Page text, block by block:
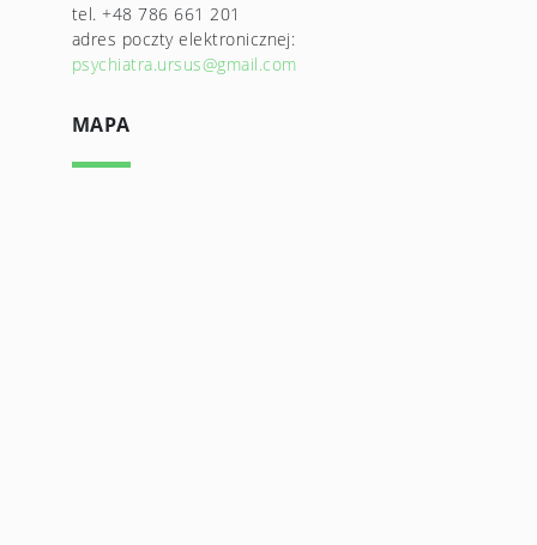
tel. +48 786 661 201
adres poczty elektronicznej:
psychiatra.ursus@gmail.com
MAPA